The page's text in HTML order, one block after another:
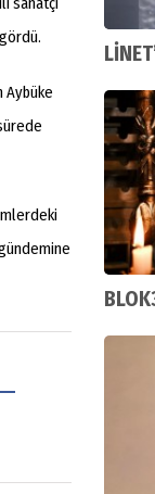
Aybüke